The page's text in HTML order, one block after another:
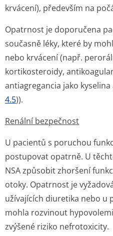
krvácení), především na
Opatrnost je doporučena
současně léky, které by
nebo krvácení (např.
kortikosteroidy,
antiagregancia jako kyselina
4.5)).
Renální bezpečnost
U pacientů s poruchou
postupovat opatrně. U
NSA způsobit zhoršení
otoky. Opatrnost je
užívajících diuretika nebo u
mohla rozvinout
zvýšené riziko nefrotoxicity.